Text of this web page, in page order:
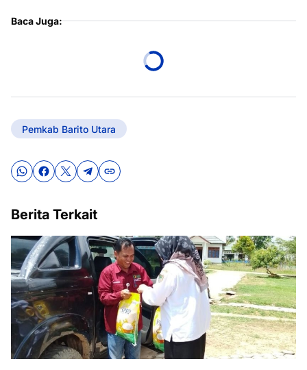
Baca Juga:
Pemkab Barito Utara
Berita Terkait